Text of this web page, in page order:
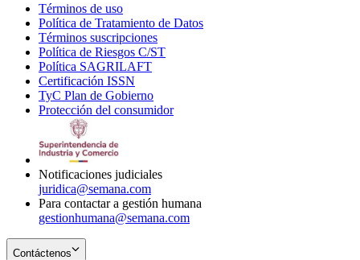
Términos de uso
in
new
window
Política de Tratamiento de Datos
Términos suscripciones
in
Política de Riesgos C/ST
Política SAGRILAFT
new
window
Certificación ISSN
in
new
TyC Plan de Gobierno
in
Protección del consumidorOpens
Notificaciones judiciales
juridica@semana.com
Para contactar a gestión humana
gestionhumana@semana.com
Contáctenos